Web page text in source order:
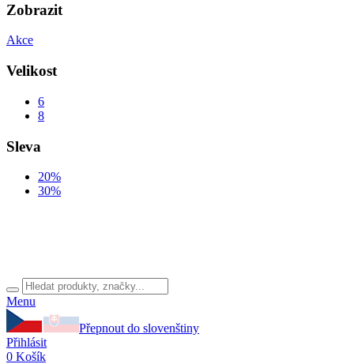
Zobrazit
Akce
Velikost
6
8
Sleva
20%
30%
Menu
Přepnout do slovenštiny
Přihlásit
0 Košík